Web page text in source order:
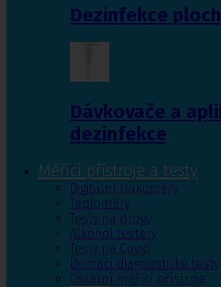
Dezinfekce
Dávkovače a
dezinfekce
Měřící přístroje a testy
Digitální tlakoměry
Teploměry
Testy na drogy
Alkohol testery
Testy na Covid
Domácí diagnostické testy
Ostatní měřící přístroje